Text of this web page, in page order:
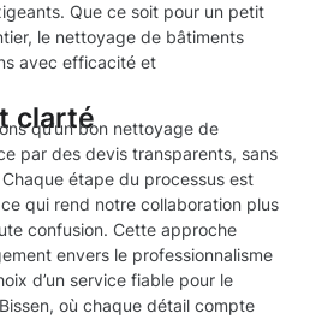
Que ce soit pour un petit
le nettoyage de bâtiments
avec efficacité et
clarté
qu’un bon nettoyage de
par des devis transparents, sans
étape du processus est
qui rend notre collaboration plus
confusion. Cette approche
envers le professionnalisme
d’un service fiable pour le
où chaque détail compte